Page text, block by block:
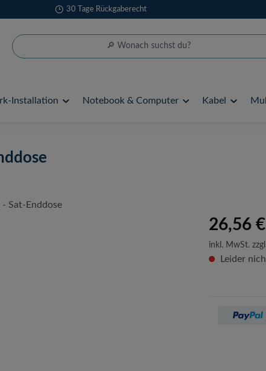
30 Tage Rückgaberecht
Installation Notebook & Computer Kabel
26,56 €
inkl. MwSt.
Leider